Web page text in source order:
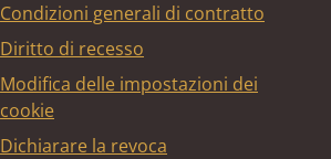
Condizioni generali di contratto
Diritto di recesso
Modifica delle impostazioni dei
cookie
Dichiarare la revoca